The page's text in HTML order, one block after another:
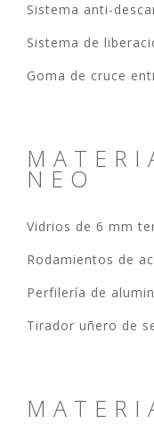
Sistema anti-
Sistema de
Goma de cruce
NEO
Vidrios de 6 mm
Rodamientos de
Perfilería de
Tirador uñero de